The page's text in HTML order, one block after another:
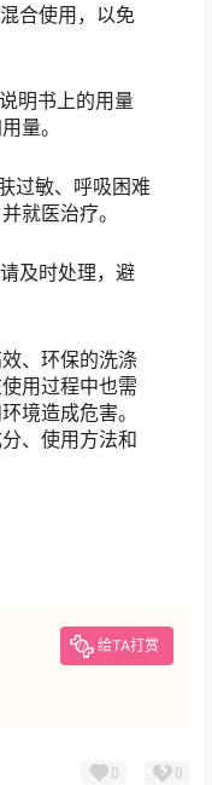
合使用，以免
明书上的用量
量。
过敏、呼吸困难
就医治疗。
及时处理，避
、环保的洗涤
用过程中也需
境造成危害。
、使用方法和
给TA打赏
0 0